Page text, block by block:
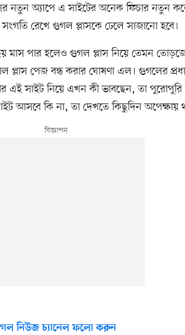
নতুন অ্যাপে এ সাইটের অনেক ফিচার নতুন
সংগতি রেখে গুগল প্লাসকে ঢেলে সাজানো হবে।
মাস পার হলেও গুগল প্লাস নিয়ে তেমন
পেজ বন্ধ করার ঘোষণা এল। গুগলের প্রধান
এই সাইট নিয়ে এখন কী ভাবছেন, তা পুরোপুরি
আসবে কি না, তা দেখতে কিছুদিন অপেক্ষায়
নিউজ চ্যানেল ফলো করুন